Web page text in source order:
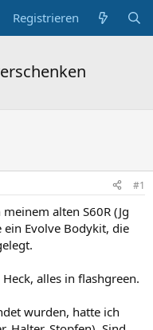
Registrieren
#1
alten S60R (Jg
Evolve Bodykit, die
alles in flashgreen.
wurden, hatte ich